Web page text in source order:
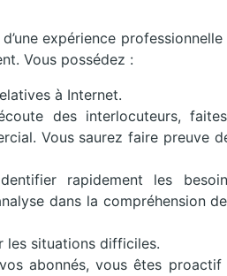
expérience
Vous possédez :
à Internet.
des interlocuteurs,
Vous saurez faire preuve
rapidement les
dans la compréhension
les situations difficiles.
abonnés, vous êtes